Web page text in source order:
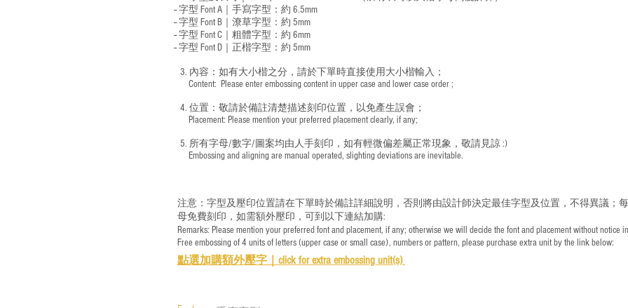
-- 字型 Font A｜手寫字型：約 6.5mm
-- 字型 Font B｜潦草字型： 約 5mm
-- 字型 Font C｜粗體字型：約 6mm
-- 字型 Font D｜正楷字型： 約 5mm
3. 內容：如有大小楷之分，請於下單時直接使用大小楷輸入；
​ Content: Please enter embossing content in upper case and lower case order ;
4. 位置：敬請於備註清楚描述刻印位置，以免產生誤會；
​ Placement: Please mention your preferred placement clearly, if any;
5. 所有字母/數字/圖案均由人手刻印，如有輕微偏差屬正常現象，敬請見諒 :)
​ Embossing and aligning are manual operated, slighting deviations are inevitable.
注意：字型及壓印位置請在下單時於備註詳細說明，否則將由設計師決定最佳字型及位置，不得異議；
母免費刻印，如需額外壓印，可到以下連結加購:
Remarks: Please mention your preferred font and placement, if any; otherwise we will decide the font and placement without notice
Free embossing of 4 units of letters (upper case or small case), numbers or pattern, please purchase extra unit by the link below:
點選加購額外壓字｜ click for extra embossing unit(s)